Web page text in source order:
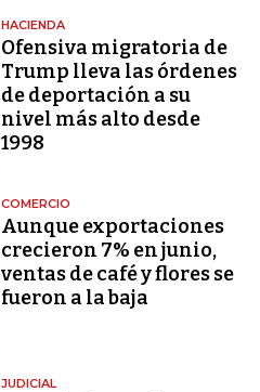
HACIENDA
Ofensiva migratoria de
Trump lleva las órdenes
de deportación a su
nivel más alto desde
1998
COMERCIO
Aunque exportaciones
crecieron 7% en junio,
ventas de café y flores se
fueron a la baja
JUDICIAL